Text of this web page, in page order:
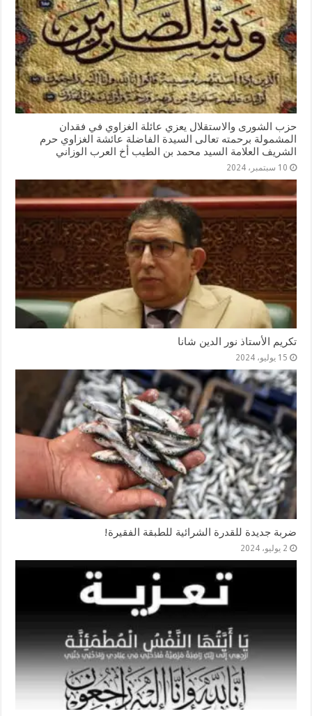
حزب الشورى والاستقلال يعزي عائلة الغزاوي في فقدان
المشمولة برحمته تعالى السيدة الفاضلة عائشة الغزاوي حرم
الشريف العلامة السيد محمد بن الطيب أخ العرب الوزاني
10 سبتمبر، 2024
تكريم الأستاذ نور الدين شانا
15 يوليو، 2024
ضربة جديدة للقدرة الشرائية للطبقة الفقيرة!
2 يوليو، 2024